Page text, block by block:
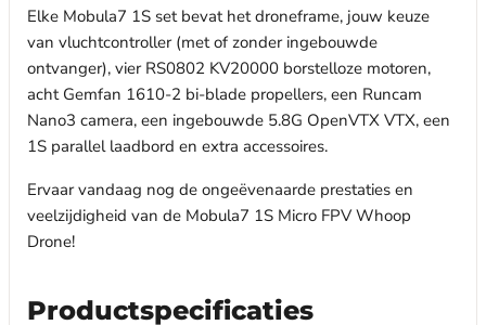
Elke Mobula7 1S set bevat het droneframe, jouw keuze
van vluchtcontroller (met of zonder ingebouwde
ontvanger), vier RS0802 KV20000 borstelloze motoren,
acht Gemfan 1610-2 bi-blade propellers, een Runcam
Nano3 camera, een ingebouwde 5.8G OpenVTX VTX, een
1S parallel laadbord en extra accessoires.
Ervaar vandaag nog de ongeëvenaarde prestaties en
veelzijdigheid van de Mobula7 1S Micro FPV Whoop
Drone!
Productspecificaties